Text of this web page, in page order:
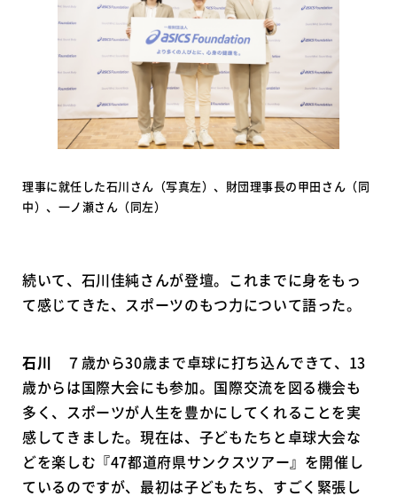
理事に就任した石川さん（写真左）、財団理事長の甲田さん（同
中）、一ノ瀬さん（同左）
続いて、石川佳純さんが登壇。これまでに身をもっ
て感じてきた、スポーツのもつ力について語った。
石川 ７歳から30歳まで卓球に打ち込んできて、13
歳からは国際大会にも参加。国際交流を図る機会も
多く、スポーツが人生を豊かにしてくれることを実
感してきました。現在は、子どもたちと卓球大会な
どを楽しむ『47都道府県サンクスツアー』を開催し
ているのですが、最初は子どもたち、すごく緊張し